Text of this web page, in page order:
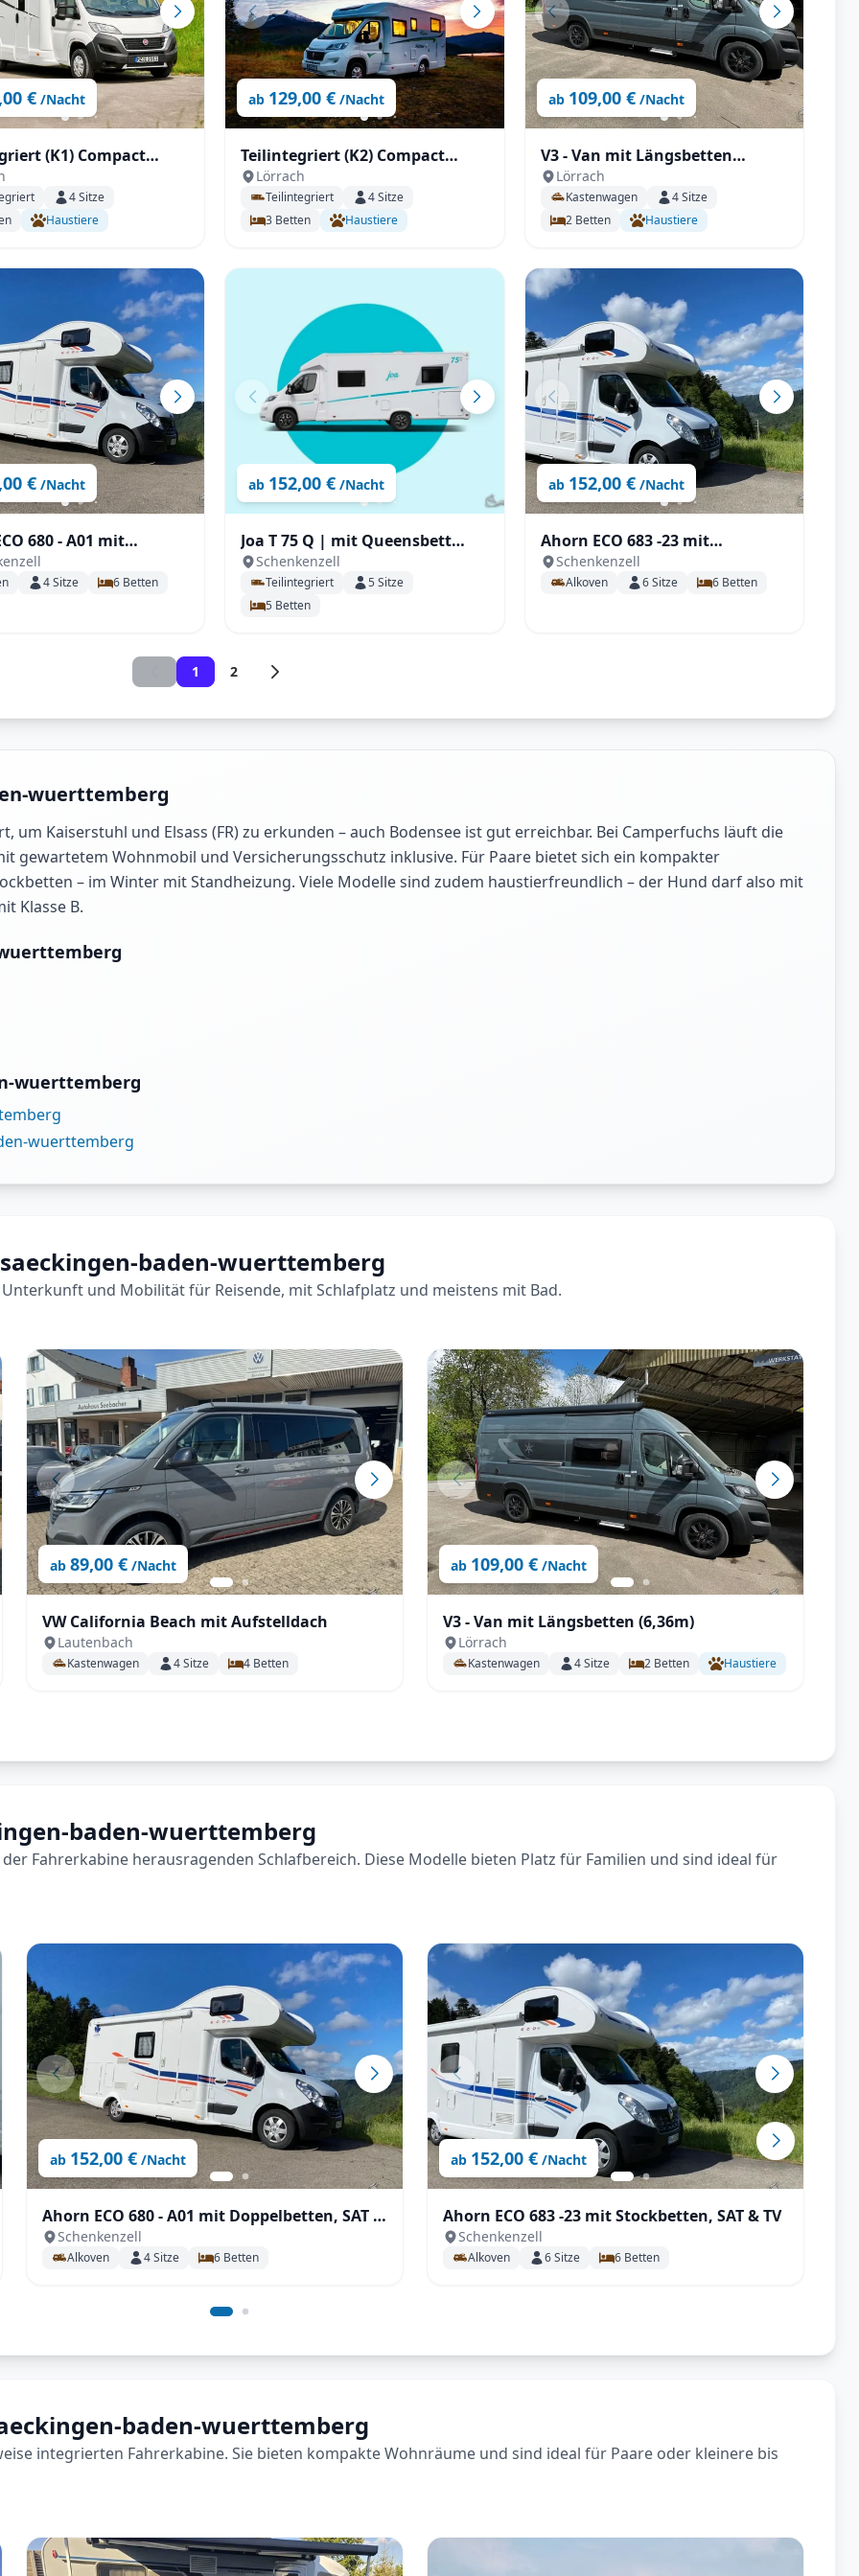
€ /Nacht
(K1) Compact
4 Sitze
Haustiere
ab 129,00 € /Nacht
Teilintegriert (K2) Compact
(Längsbett)
Lörrach
Teilintegriert 4Sitze
3 Betten Haustiere
ab 109,00 € /Nacht
V3 - Van mit Längsbetten
(6,36m)
Lörrach
Kastenwagen 4 Sitze
2 Betten Haustiere
€ /Nacht
680 - A01 mit
SAT & TV
4 Sitze 6 Betten
ab 152,00 € /Nacht
Joa T 75 Q | mit Queensbett
(T03) mit SAT, Solar,
Fahrradträger, großer
Heckgarage uvm.
Schenkenzell
Teilintegriert 5Sitze
5 Betten
ab 152,00 € /Nacht
Ahorn ECO 683 -23 mit
Stockbetten, SAT & TV
Schenkenzell
Alkoven 6 Sitze 6 Betten
1 2
wuerttemberg
um Kaiserstuhl und Elsass (FR) zu erkunden – auch Bodensee ist gut erreichbar. Bei Camperfuchs läuft die
gewartetem Wohnmobil und Versicherungsschutz inklusive. Für Paare bietet sich ein kompakter
– im Winter mit Standheizung. Viele Modelle sind zudem haustierfreundlich – der Hund darf also mit
Klasse B.
wuerttemberg
wuerttemberg
baden-wuerttemberg
und Mobilität für Reisende, mit Schlafplatz und meistens mit Bad.
ab 89,00 € /Nacht
VW California Beach mit Aufstelldach
Lautenbach
Kastenwagen 4Sitze 4 Betten
ab 109,00 € /Nacht
V3 - Van mit Längsbetten (6,36m)
Lörrach
Kastenwagen 4Sitze 2 Betten Haustiere
baden-wuerttemberg
Fahrerkabine herausragenden Schlafbereich. Diese Modelle bieten Platz für Familien und sind ideal für
ab 152,00 € /Nacht
Ahorn ECO 680 - A01 mit Doppelbetten, SAT &
TVSchenkenzell
Alkoven 4Sitze 6 Betten
ab 152,00 € /Nacht
Ahorn ECO 683 -23 mit Stockbetten, SAT & TV
Schenkenzell
Alkoven 6Sitze 6 Betten
baden-wuerttemberg
integrierten Fahrerkabine. Sie bieten kompakte Wohnräume und sind ideal für Paare oder kleinere bis